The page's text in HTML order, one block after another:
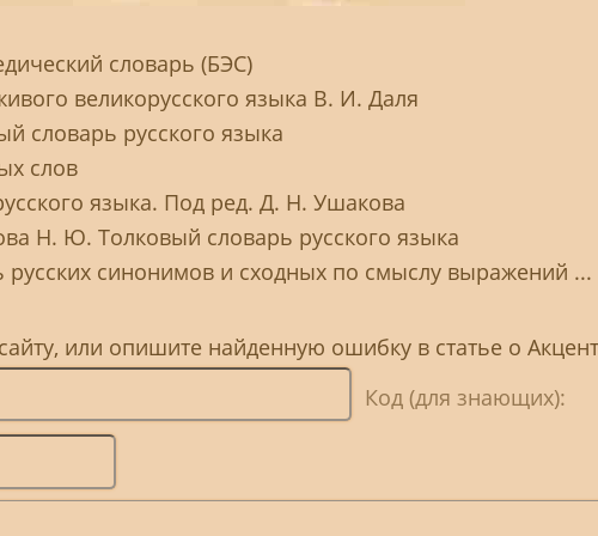
словарь (БЭС)
великорусского языка В. И. Даля
словарь русского языка
слов
языка. Под ред. Д. Н. Ушакова
Н. Ю. Толковый словарь русского языка
синонимов и сходных по смыслу выражений ...
или опишите найденную ошибку в статье о Акцент
Код (для знающих):